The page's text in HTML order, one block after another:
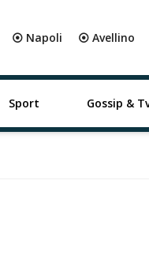
⦿ Napoli ⦿ Avellino
Sport Gossip &